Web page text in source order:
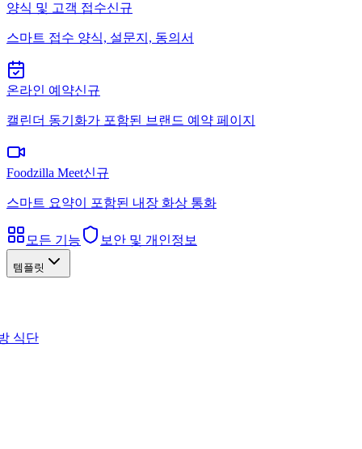
양식 및 고객 접수신규
스마트 접수 양식, 설문지, 동의서
온라인 예약신규
캘린더 동기화가 포함된 브랜드 예약 페이지
Foodzilla Meet신규
스마트 요약이 포함된 내장 화상 통화
모든 기능 보안 및 개인정보
템플릿
식단